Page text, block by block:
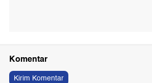
Komentar
Kirim Komentar